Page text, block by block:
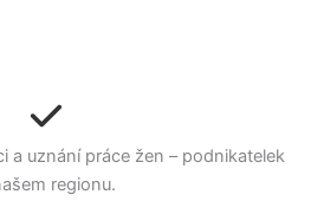
a uznání práce žen – podnikatelek
regionu.